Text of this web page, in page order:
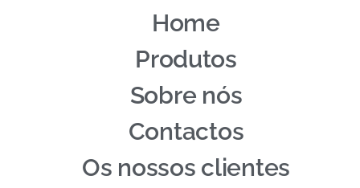
Home
Produtos
Sobre nós
Contactos
Os nossos clientes